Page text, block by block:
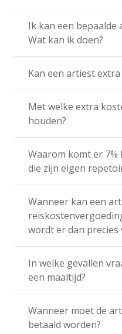
Ik kan een bepaalde
Wat kan ik doen?
Kan een artiest
Met welke extra
houden?
Waarom komt er
die zijn eigen
Wanneer kan een
wordt er dan precies
In welke gevallen
een maaltijd?
Wanneer moet de
betaald worden?